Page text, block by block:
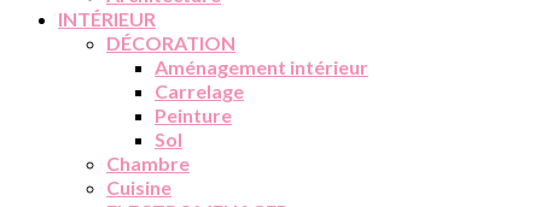
INTÉRIEUR
DÉCORATION
Aménagement intérieur
Carrelage
Peinture
Sol
Chambre
Cuisine